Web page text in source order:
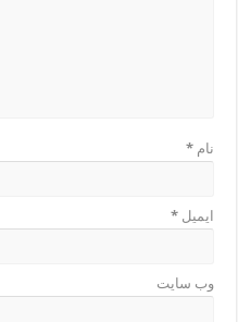
نام*
ایمیل*
وب‌ سایت